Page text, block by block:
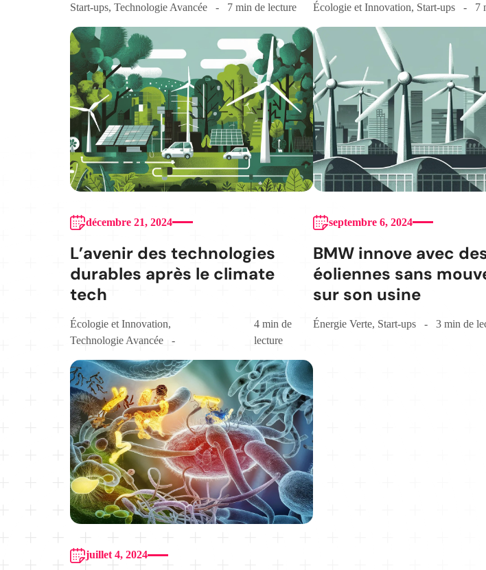
Start-ups, Technologie Avancée 7 min de lecture Écologie et Innovation, Start-ups 7
décembre 21, 2024
L’avenir des technologies
durables après le climate
tech
Écologie et Innovation,
Technologie Avancée
4 min de
lecture
septembre 6, 2024
BMW innove avec
éoliennes sans
sur son usine
Énergie Verte, Start-ups 3 min de
juillet 4, 2024